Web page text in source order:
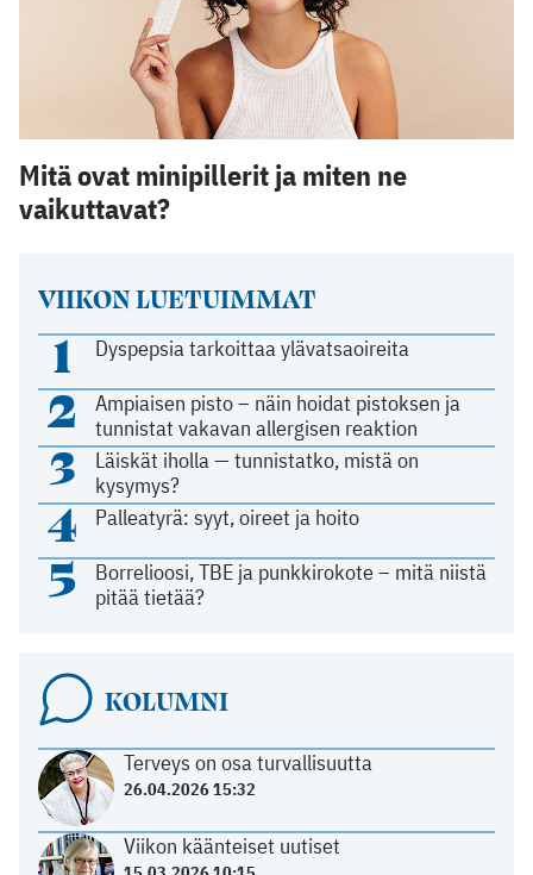
VIIKON LUETUIMMAT
1 Dyspepsia tarkoittaa ylävatsaoireita
2
Ampiaisen pisto – näin hoidat pistoksen ja
tunnistat vakavan allergisen reaktion
3
Läiskät iholla — tunnistatko, mistä on
kysymys?
4 Palleatyrä: syyt, oireet ja hoito
5
Borrelioosi, TBE ja punkkirokote – mitä niistä
pitää tietää?
KOLUMNI
Terveys on osa turvallisuutta
26.04.2026 15:32
Viikon käänteiset uutiset
Mitä ovat minipillerit ja miten ne
vaikuttavat?